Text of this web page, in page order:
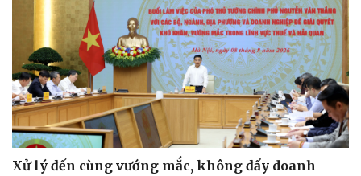
Xử lý đến cùng vướng mắc, không đẩy doanh